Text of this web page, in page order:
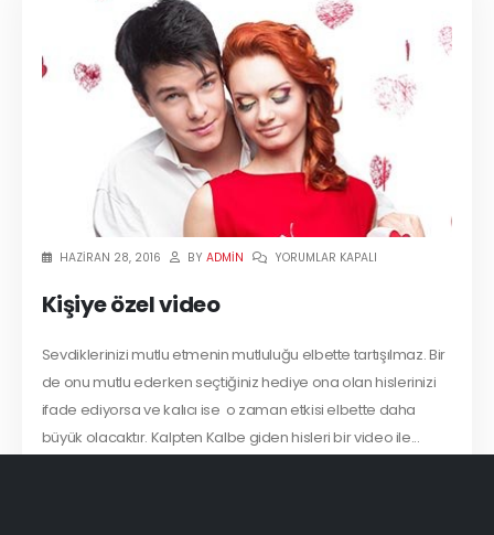
HAZIRAN 28, 2016 BY ADMIN YORUMLAR KAPALI
Kişiye özel video
Sevdiklerinizi mutlu etmenin mutluluğu elbette tartışılmaz. Bir
de onu mutlu ederken seçtiğiniz hediye ona olan hislerinizi
ifade ediyorsa ve kalıcı ise o zaman etkisi elbette daha
büyük olacaktır. Kalpten Kalbe giden hisleri bir video ile...